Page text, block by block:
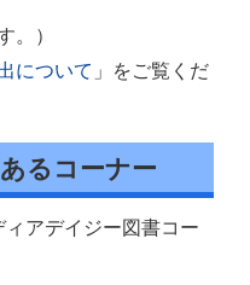
。）
について 」をご覧くだ
るコーナー
アデイジー図書コー